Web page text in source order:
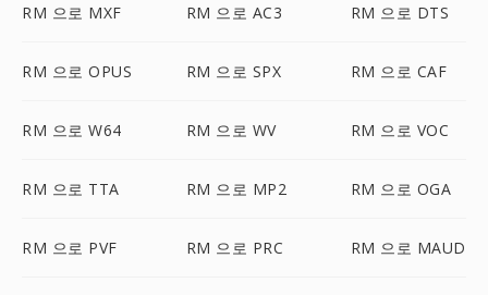
RM 으로 MXF RM 으로 AC3 RM 으로 DTS
RM 으로 OPUS RM 으로 SPX RM 으로 CAF
RM 으로 W64 RM 으로 WV RM 으로 VOC
RM 으로 TTA RM 으로 MP2 RM 으로 OGA
RM 으로 PVF RM 으로 PRC RM 으로 MAUD